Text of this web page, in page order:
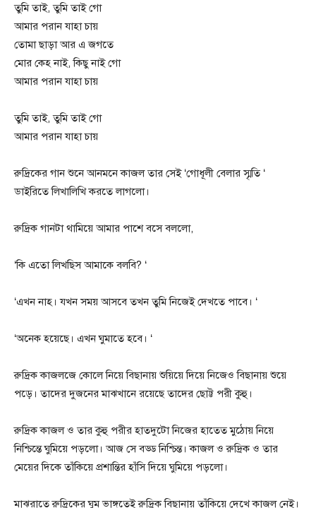
তুমি তাই, তুমি তাই গো
আমার পরান যাহা চায়
তোমা ছাড়া আর এ জগতে
মোর কেহ নাই, কিছু নাই গো
আমার পরান যাহা চায়
তুমি তাই, তুমি তাই গো
আমার পরান যাহা চায়
রুদ্রিকের গান শুনে আনমনে কাজল তার সেই ‘গোধূলী বেলার স্মৃতি ‘
ডাইরিতে লিখালিখি করতে লাগলো।
রুদ্রিক গানটা থামিয়ে আমার পাশে বসে বললো,
‘কি এতো লিখছিস আমাকে বলবি? ‘
‘এখন নাহ। যখন সময় আসবে তখন তুমি নিজেই দেখতে পাবে। ‘
‘অনেক হয়েছে। এখন ঘুমাতে হবে। ‘
রুদ্রিক কাজলজে কোলে নিয়ে বিছানায় শুয়িয়ে দিয়ে নিজেও বিছানায় শুয়ে
পড়ে। তাদের দুজনের মাঝখানে রয়েছে তাদের ছোট্ট পরী কুহু।
রুদ্রিক কাজল ও তার কুহু পরীর হাতদুটো নিজের হাতেত মুঠোয় নিয়ে
নিশ্চিন্তে ঘুমিয়ে পড়লো। আজ সে বড্ড নিশ্চিন্ত। কাজল ও রুদ্রিক ও তার
মেয়ের দিকে তাঁকিয়ে প্রশান্তির হাঁসি দিয়ে ঘুমিয়ে পড়লো।
মাঝরাতে রুদ্রিকের ঘুম ভাঙ্গতেই রুদ্রিক বিছানায় তাঁকিয়ে দেখে কাজল নেই।